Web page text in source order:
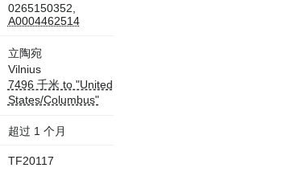
0265150352,
A0004462514
立陶宛
Vilnius
7496 千米 to "United
States/Columbus"
超过 1 个月
TF20117